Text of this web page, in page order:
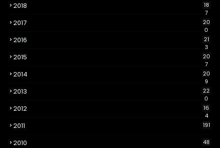
2018
18
7
2017
20
0
2016
21
3
2015
20
7
2014
20
9
2013
22
0
2012
16
4
2011 191
2010 48